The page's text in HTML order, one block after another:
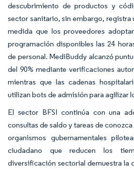
descubrimiento de productos y
sector sanitario, sin embargo, registra
medida que los proveedores
programación disponibles las 24
de personal. MediBuddy alcanzó
del 90% mediante verificaciones
mientras que las cadenas
utilizan bots de admisión para agilizar
El sector BFSI continúa con una
consultas de saldo y tareas de
organismos gubernamentales
ciudadano que reducen los
diversificación sectorial demuestra la